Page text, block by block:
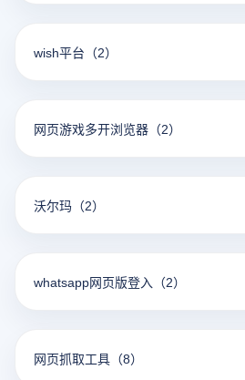
wish平台 （2）
网页游戏多开浏览器 （2）
沃尔玛 （2）
whatsapp网页版登入 （2）
网页抓取工具 （8）